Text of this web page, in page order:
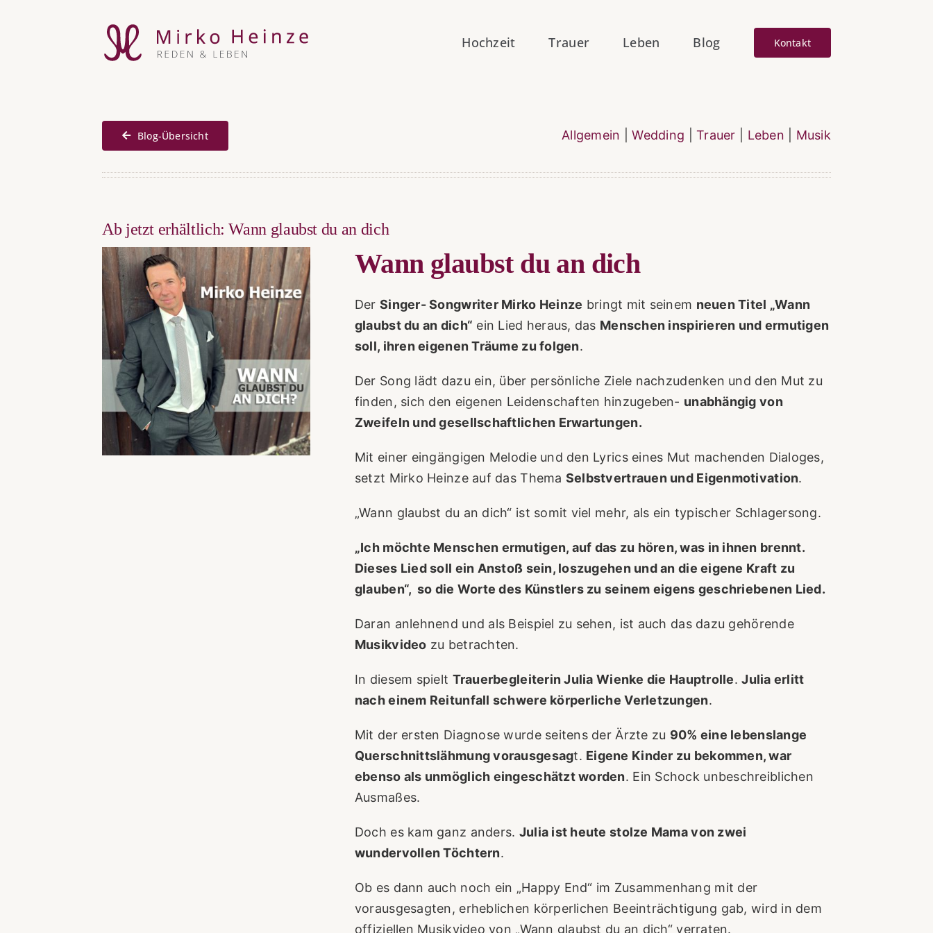
Hochzeit Trauer Leben Blog Kontakt
Blog-Übersicht Allgemein |Wedding |Trauer Leben Musik
Ab jetzt erhältlich: Wann glaubst du an dich
Wann glaubst du an dich
DerSinger- Songwriter Mirko Heinze bringt mit seinem neuen Titel „Wann
glaubst du an dich“ ein Lied heraus, das Menschen inspirieren und ermutigen
soll, ihren eigenen Träume zu folgen.
Der Song lädt dazu ein, über persönliche Ziele nachzudenken und den Mut zu
finden, sich den eigenen Leidenschaften hinzugeben- unabhängig von
Zweifeln und gesellschaftlichen Erwartungen.
Mit einer eingängigen Melodie und den Lyrics eines Mut machenden Dialoges,
setzt Mirko Heinze auf das Thema Selbstvertrauen und Eigenmotivation.
„Wann glaubst du an dich“ ist somit viel mehr, als ein typischer Schlagersong.
„Ich möchte Menschen ermutigen, auf das zu hören, was in ihnen brennt.
Dieses Lied soll ein Anstoß sein, loszugehen und an die eigene Kraft zu
glauben“, so die Worte des Künstlers zu seinem eigens geschriebenen Lied.
Daran anlehnend und als Beispiel zu sehen, ist auch das dazu gehörende
Musikvideo zu betrachten.
In diesem spielt Trauerbegleiterin Julia Wienke die Hauptrolle.Julia erlitt
nach einem Reitunfall schwere körperliche Verletzungen.
Mit der ersten Diagnose wurde seitens der Ärzte zu 90% eine lebenslange
Querschnittslähmung vorausgesagt. Eigene Kinder zu bekommen, war
ebenso als unmöglich eingeschätzt worden. Ein Schock unbeschreiblichen
Ausmaßes.
Doch es kam ganz anders. Julia ist heute stolze Mama von zwei
wundervollen Töchtern.
Ob es dann auch noch ein „Happy End“ im Zusammenhang mit der
vorausgesagten, erheblichen körperlichen Beeinträchtigung gab, wird in dem
offiziellen Musikvideo von „Wann glaubst du an dich“ verraten.